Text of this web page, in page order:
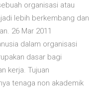
organisasi atau
lebih berkembang dan
26 Mar 2011
dalam organisasi
dasar bagi
kerja. Tujuan
tenaga non akademik